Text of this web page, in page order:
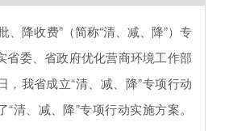
、降收费”（简称“清、减、降”）专
省委、省政府优化营商环境工作部
，我省成立“清、减、降”专项行动
清、减、降”专项行动实施方案。